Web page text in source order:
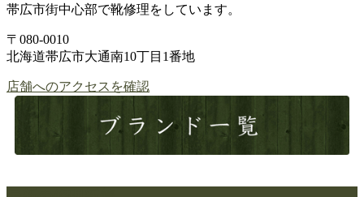
帯広市街中心部で靴修理をしています。
〒080-0010
北海道帯広市大通南10丁目1番地
店舗へのアクセスを確認